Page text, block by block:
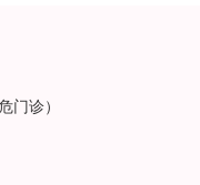
门诊）